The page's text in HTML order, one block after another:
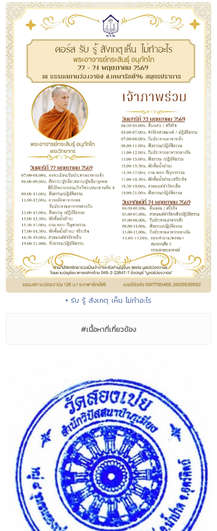
• รับ รู้ สังเกตุ เห็น ไม่ทำอะไร
#เนื้อหาที่เกี่ยวข้อง